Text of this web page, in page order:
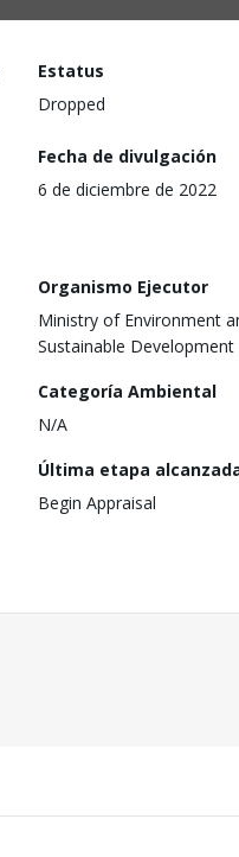
Estatus
Dropped
Fecha de divulgación
6 de diciembre de 2022
Organismo Ejecutor
Ministry of Environment
Sustainable Development
Categoría Ambiental
N/A
Última etapa
Begin Appraisal